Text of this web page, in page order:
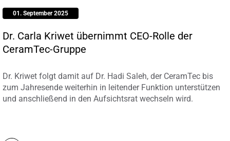
01. September 2025
Dr. Carla Kriwet übernimmt CEO-Rolle der
CeramTec-Gruppe
Dr. Kriwet folgt damit auf Dr. Hadi Saleh, der CeramTec bis
zum Jahresende weiterhin in leitender Funktion unterstützen
und anschließend in den Aufsichtsrat wechseln wird.